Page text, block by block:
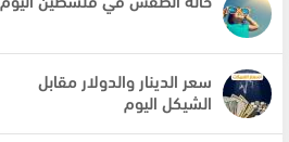
سعر الدينار والدولار مقابل
الشيكل اليوم